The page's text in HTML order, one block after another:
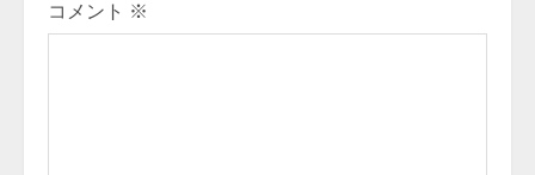
R
コメント ※